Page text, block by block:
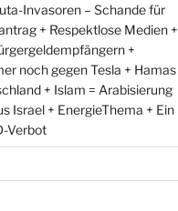
Invasoren – Schande für
+ Respektlose Medien +
+
noch gegen Tesla + Hamas
+ Islam = Arabisierung
Israel + EnergieThema + Ein
Verbot